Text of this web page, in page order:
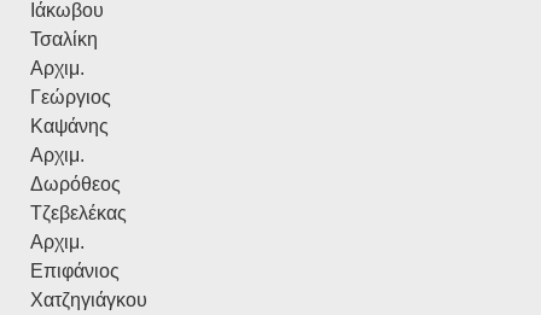
Ιάκωβου
Τσαλίκη
Αρχιμ.
Γεώργιος
Καψάνης
Αρχιμ.
Δωρόθεος
Τζεβελέκας
Αρχιμ.
Επιφάνιος
Χατζηγιάγκου